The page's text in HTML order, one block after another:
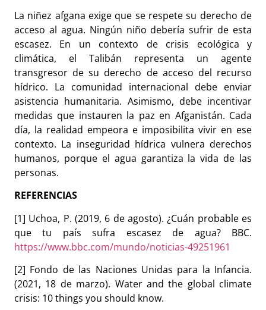
La niñez afgana exige que se respete su derecho de
acceso al agua. Ningún niño debería sufrir de esta
escasez. En un contexto de crisis ecológica y
climática, el Talibán representa un agente
transgresor de su derecho de acceso del recurso
hídrico. La comunidad internacional debe enviar
asistencia humanitaria. Asimismo, debe incentivar
medidas que instauren la paz en Afganistán. Cada
día, la realidad empeora e imposibilita vivir en ese
contexto. La inseguridad hídrica vulnera derechos
humanos, porque el agua garantiza la vida de las
personas.
REFERENCIAS
[1] Uchoa, P. (2019, 6 de agosto). ¿Cuán probable es
que tu país sufra escasez de agua? BBC.
https://www.bbc.com/mundo/noticias-49251961
[2] Fondo de las Naciones Unidas para la Infancia.
(2021, 18 de marzo). Water and the global climate
crisis: 10 things you should know.